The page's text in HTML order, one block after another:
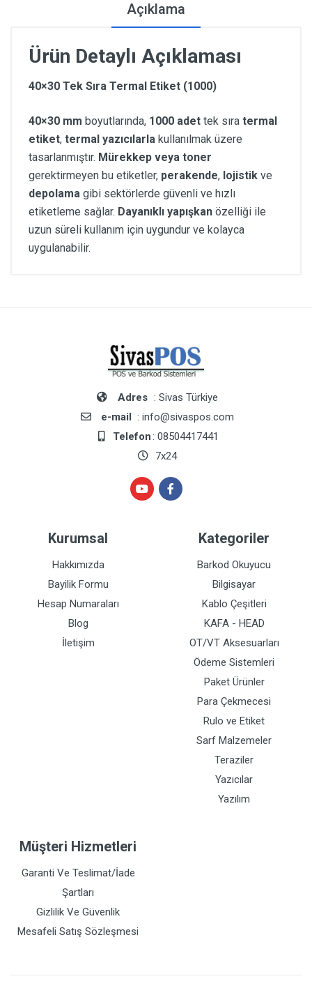
Açıklama
Ürün Detaylı Açıklaması
40×30 Tek Sıra Termal Etiket (1000)
40×30 mm boyutlarında, 1000 adet tek sıra termal
etiket, termal yazıcılarla kullanılmak üzere
tasarlanmıştır. Mürekkep veya toner
gerektirmeyen bu etiketler, perakende, lojistik ve
depolama gibi sektörlerde güvenli ve hızlı
etiketleme sağlar. Dayanıklı yapışkan özelliği ile
uzun süreli kullanım için uygundur ve kolayca
uygulanabilir.
Adres : Sivas Türkiye
e-mail : info@sivaspos.com
Telefon: 08504417441
7x24
Kurumsal
Hakkımızda
Bayilik Formu
Hesap Numaraları
Blog
İletişim
Kategoriler
Barkod Okuyucu
Bilgisayar
Kablo Çeşitleri
KAFA - HEAD
OT/VT Aksesuarları
Ödeme Sistemleri
Paket Ürünler
Para Çekmecesi
Rulo ve Etiket
Sarf Malzemeler
Teraziler
Yazıcılar
Yazılım
Müşteri Hizmetleri
Garanti Ve Teslimat/İade
Şartları
Gizlilik Ve Güvenlik
Mesafeli Satış Sözleşmesi